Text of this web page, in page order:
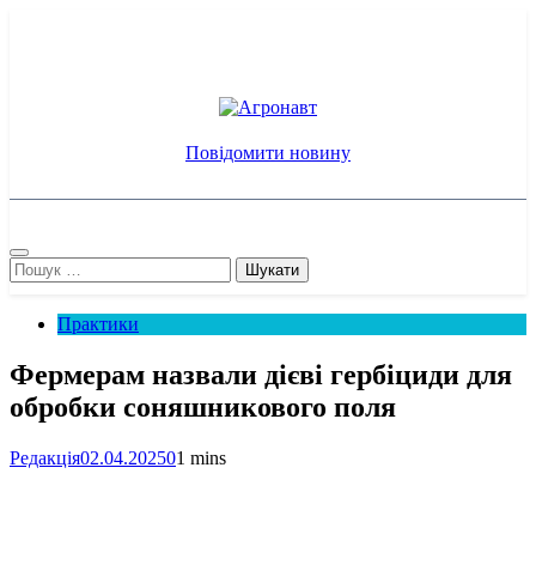
Агронавт
Новини українського агробізнесу
Повідомити новину
Пошук:
Практики
Фермерам назвали дієві гербіциди для
обробки соняшникового поля
Редакція02.04.202501 mins